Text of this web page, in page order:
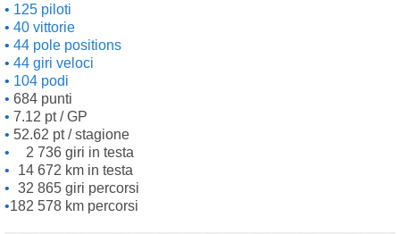
125 piloti
40 vittorie
44 pole positions
44 giri veloci
104 podi
684 punti
7.12 pt / GP
52.62 pt / stagione
2 736 giri in testa
14 672 km in testa
32 865 giri percorsi
182 578 km percorsi